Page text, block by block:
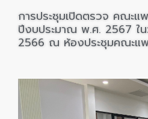
การประชุมเปิดตรวจ คณะแ
ปีงบประมาณ พ.ศ. 2567 ใ
2566 ณ ห้องประชุมคณะแ